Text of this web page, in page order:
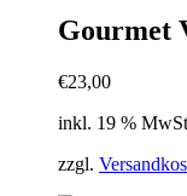
Gourmet
€23,00
inkl. 19 %
zzgl.